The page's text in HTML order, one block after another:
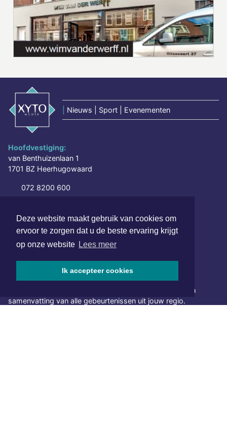
Deze website maakt gebruik van cookies om
ervoor te zorgen dat u de beste ervaring krijgt
op onze website Lees meer
Ik accepteer cookies
Nieuws | Sport | Evenementen
Hoofdvestiging:
van Benthuizenlaan 1
1701 BZ Heerhugowaard
072 8200 600
www.xyto.nl
SOCIAL MEDIA
NIEUWSBRIEF AANMELDEN
Schrijf je in voor onze nieuwsbrief en krijg wekelijks een
samenvatting van alle gebeurtenissen uit jouw regio.